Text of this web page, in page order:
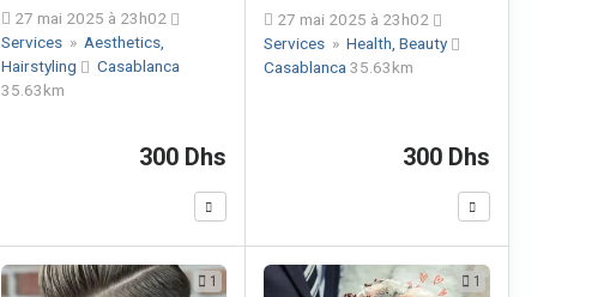
27 mai 2025 à 23h02
Services » Aesthetics,
Hairstyling
Casablanca
35.63km
300 Dhs
27 mai 2025 à 23h02
Services » Health, Beauty
Casablanca 35.63km
300 Dhs
1 1